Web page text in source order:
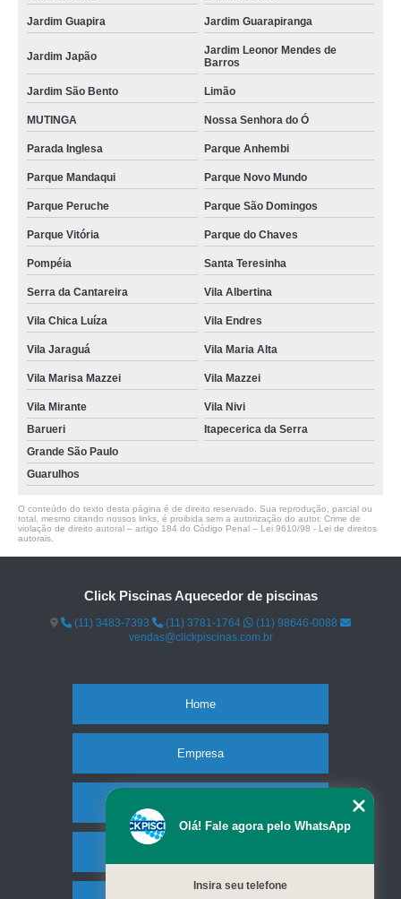
Jardim Guapira Jardim Guarapiranga
Jardim Japão
Jardim Leonor Mendes de
Barros
Jardim São Bento Limão
MUTINGA Nossa Senhora do Ó
Parada Inglesa Parque Anhembi
Parque Mandaqui Parque Novo Mundo
Parque Peruche Parque São Domingos
Parque Vitória Parque do Chaves
Pompéia Santa Teresinha
Serra da Cantareira Vila Albertina
Vila Chica Luíza Vila Endres
Vila Jaraguá Vila Maria Alta
Vila Marisa Mazzei Vila Mazzei
Vila Mirante
Vila Nivi
Barueri
Itapecerica da Serra
Grande São Paulo
Guarulhos
O conteúdo do texto desta página é de direito reservado. Sua reprodução, parcial ou
total, mesmo citando nossos links, é proibida sem a autorização do autor. Crime de
violação de direito autoral – artigo 184 do Código Penal – Lei 9610/98 - Lei de direitos
autorais
Click Piscinas Aquecedor de piscinas
(11) 3483-7393 (11) 3781-1764
(11) 98646-0088
vendas@clickpiscinas.com.br
Home
Empresa
Olá! Fale agora pelo WhatsApp
Insira seu telefone